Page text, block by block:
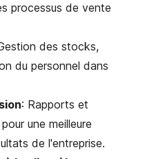
processus de vente
des stocks,
du personnel dans
: Rapports et
une meilleure
de l'entreprise.